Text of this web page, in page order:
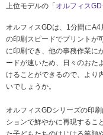
上位モデルの「オルフィス
オルフィスGDは、1分間に
の印刷スピードでプリントが
に印刷でき、他の事務作業に
ードが速いため、日々のおた
けることができるので、より
いでしょうか。
オルフィスGDシリーズの印
ションで鮮やかに再現するこ